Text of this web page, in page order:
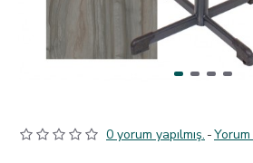
0 yorum yapılmış. -Yorum